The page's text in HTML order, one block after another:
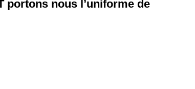
portons nous l’uniforme de